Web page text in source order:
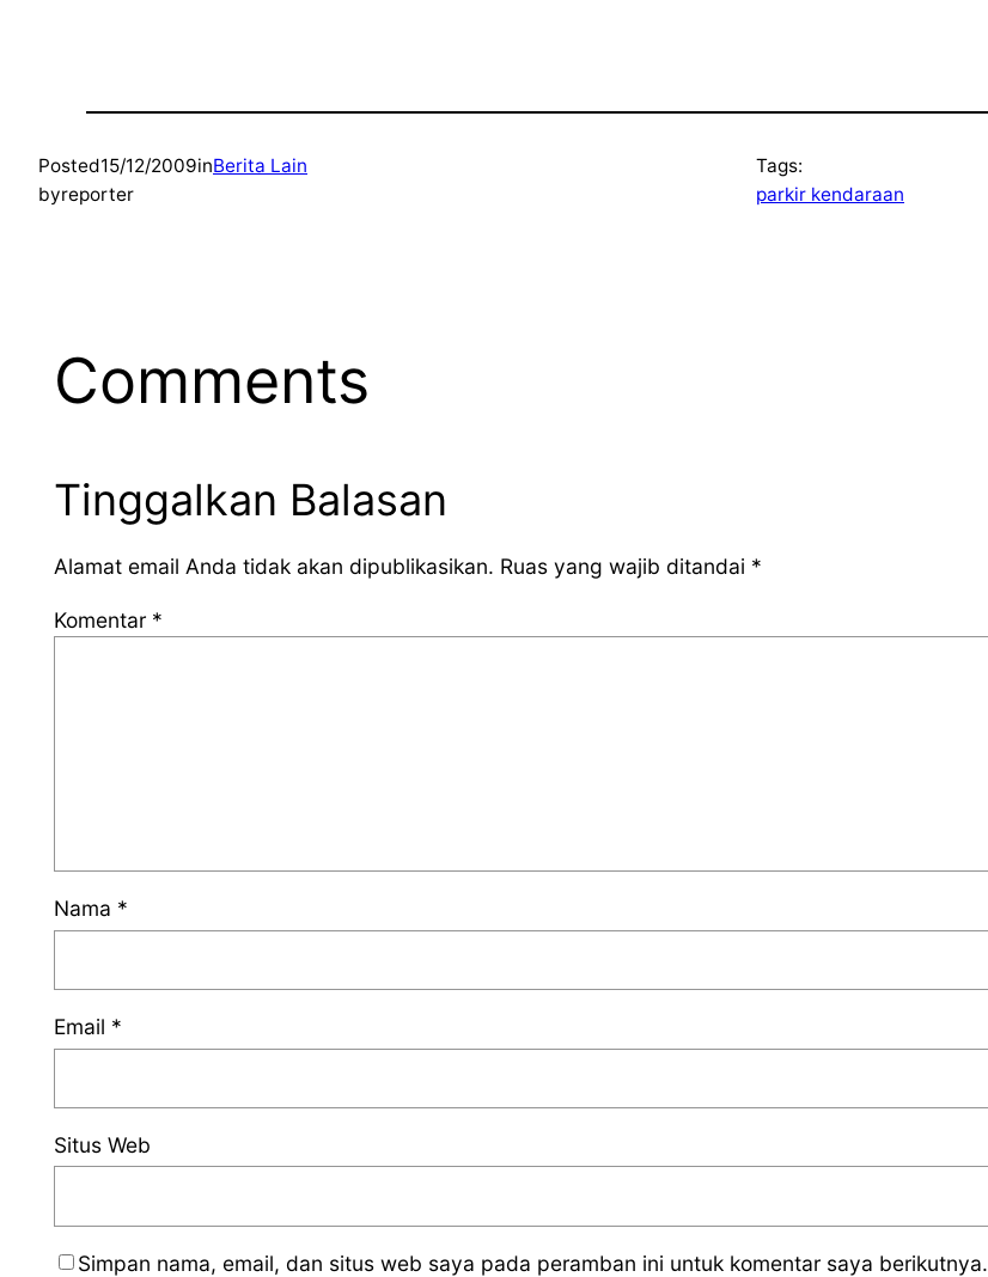
Posted15/12/2009inBerita Lain
byreporter
Tags:
parkir kendaraan
Comments
Tinggalkan Balasan
Alamat email Anda tidak akan dipublikasikan. Ruas yang wajib ditandai *
Komentar *
Nama *
Email *
Situs Web
Simpan nama, email, dan situs web saya pada peramban ini untuk komentar saya berikutnya.